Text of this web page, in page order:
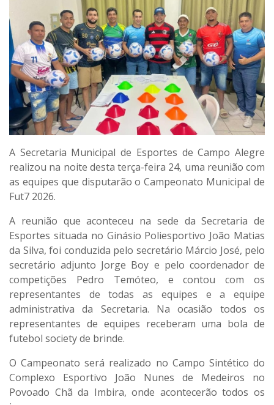
A Secretaria Municipal de Esportes de Campo Alegre
realizou na noite desta terça-feira 24, uma reunião com
as equipes que disputarão o Campeonato Municipal de
Fut7 2026.
A reunião que aconteceu na sede da Secretaria de
Esportes situada no Ginásio Poliesportivo João Matias
da Silva, foi conduzida pelo secretário Márcio José, pelo
secretário adjunto Jorge Boy e pelo coordenador de
competições Pedro Temóteo, e contou com os
representantes de todas as equipes e a equipe
administrativa da Secretaria. Na ocasião todos os
representantes de equipes receberam uma bola de
futebol society de brinde.
O Campeonato será realizado no Campo Sintético do
Complexo Esportivo João Nunes de Medeiros no
Povoado Chã da Imbira, onde acontecerão todos os